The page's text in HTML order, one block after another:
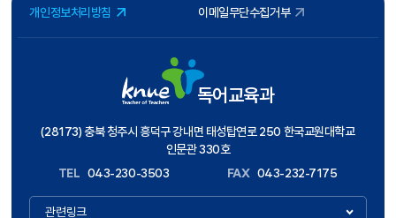
개인정보처리방침 이메일무단수집거부
독어교육과
(28173) 충북 청주시 흥덕구 강내면 태성탑연로 250 한국교원대학교
인문관 330호
TEL 043-230-3503 FAX 043-232-7175
관련링크